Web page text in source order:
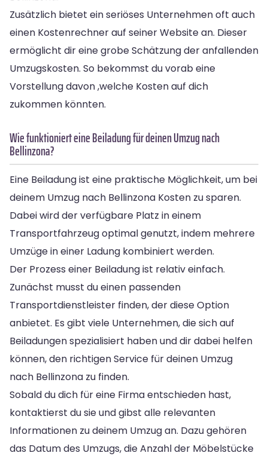
Zusätzlich bietet ein seriöses Unternehmen oft auch
einen Kostenrechner auf seiner Website an. Dieser
ermöglicht dir eine grobe Schätzung der anfallenden
Umzugskosten. So bekommst du vorab eine
Vorstellung davon ,welche Kosten auf dich
zukommen könnten.
Wie funktioniert eine Beiladung für deinen Umzug nach
Bellinzona?
Eine Beiladung ist eine praktische Möglichkeit, um bei
deinem Umzug nach Bellinzona Kosten zu sparen.
Dabei wird der verfügbare Platz in einem
Transportfahrzeug optimal genutzt, indem mehrere
Umzüge in einer Ladung kombiniert werden.
Der Prozess einer Beiladung ist relativ einfach.
Zunächst musst du einen passenden
Transportdienstleister finden, der diese Option
anbietet. Es gibt viele Unternehmen, die sich auf
Beiladungen spezialisiert haben und dir dabei helfen
können, den richtigen Service für deinen Umzug
nach Bellinzona zu finden.
Sobald du dich für eine Firma entschieden hast,
kontaktierst du sie und gibst alle relevanten
Informationen zu deinem Umzug an. Dazu gehören
das Datum des Umzugs, die Anzahl der Möbelstücke